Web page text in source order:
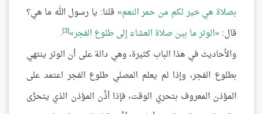
بصلاة هي خير لكم من حمر النعم قلنا: يا رسول الله ما هي؟
قال: الوتر ما بين صلاة العشاء إلى طلوع الفجر [3]
.
والأحاديث في هذا الباب كثيرة، وهي دالة على أن الوتر ينتهي
بطلوع الفجر، وإذا لم يعلم المصلي طلوع الفجر اعتمد على
المؤذن المعروف بتحري الوقت، فإذا أذَّن المؤذن الذي يتحرَّى